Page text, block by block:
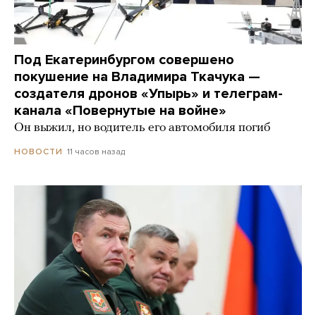
Под Екатеринбургом совершено
покушение на Владимира Ткачука —
создателя дронов «Упырь» и телеграм-
канала «Повернутые на войне»
Он выжил, но водитель его автомобиля погиб
НОВОСТИ 11 часов назад